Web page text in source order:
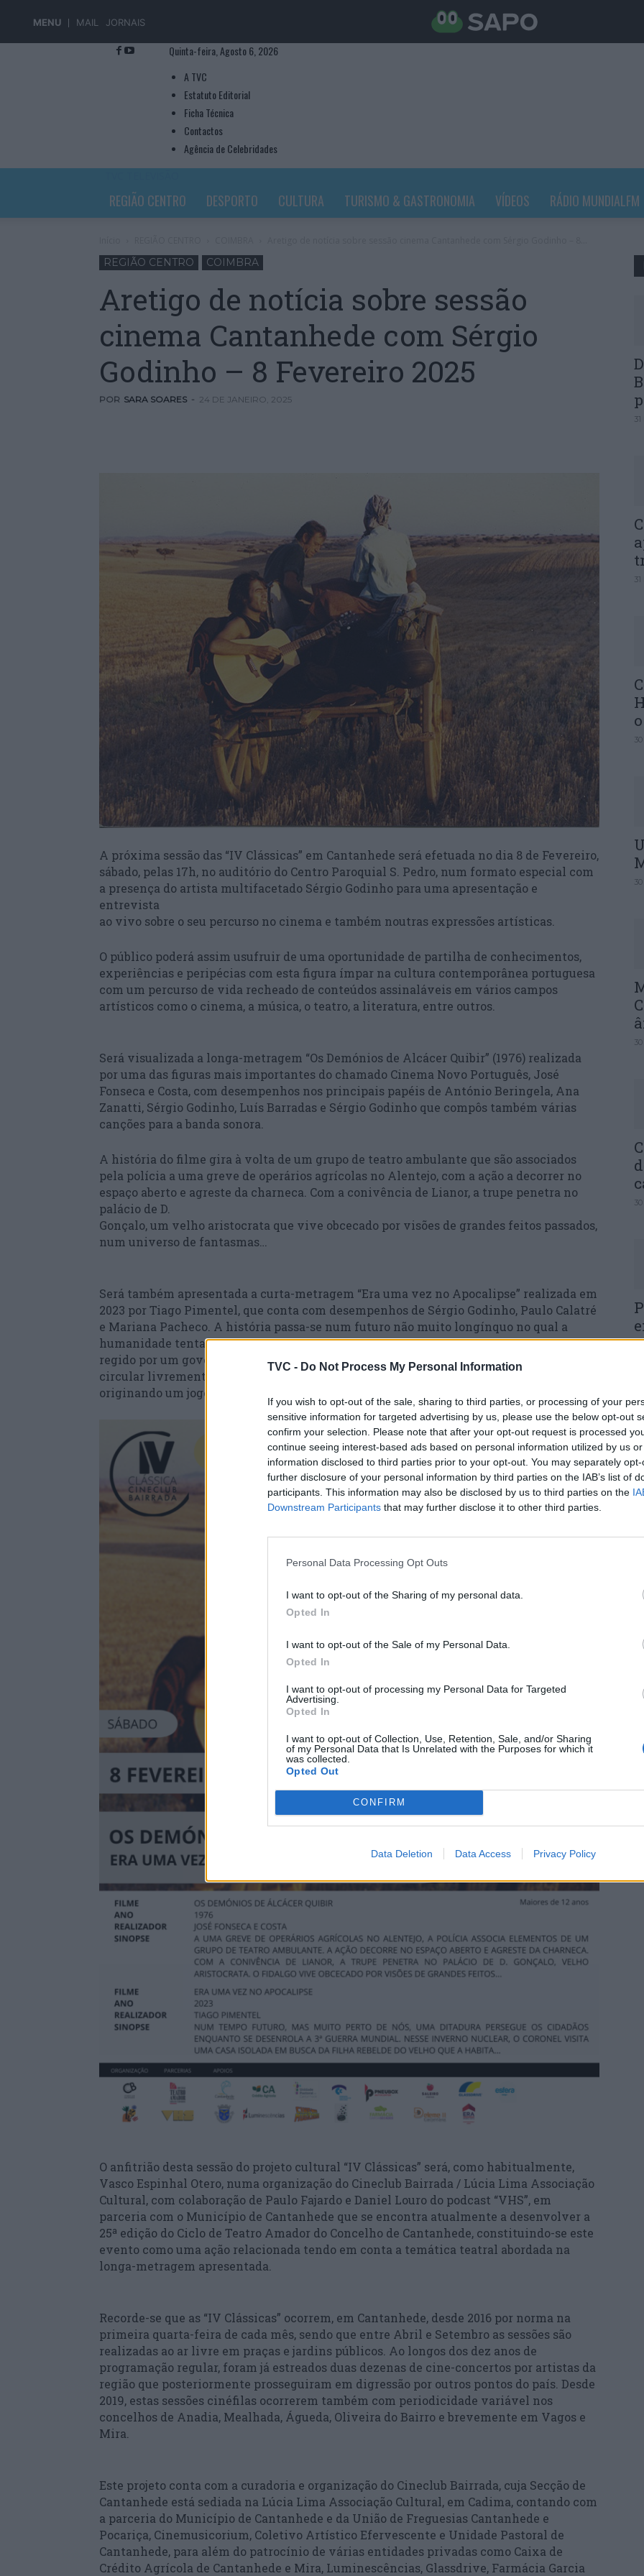
TVC - Do Not Process My Personal Information
If you wish to opt-out of the sale, sharing to third parties, or processing of your
sensitive information for targeted advertising by us, please use the below opt-out
confirm your selection. Please note that after your opt-out request is processed
continue seeing interest-based ads based on personal information utilized by us
information disclosed to third parties prior to your opt-out. You may separately
further disclosure of your personal information by third parties on the IAB’s list of
participants. This information may also be disclosed by us to third parties on the
Downstream Participants that may further disclose it to other third parties.
Personal Data Processing Opt Outs
I want to opt-out of the Sharing of my personal data.
Opted In
I want to opt-out of the Sale of my Personal Data.
Opted In
I want to opt-out of processing my Personal Data for Targeted
Advertising.
Opted In
I want to opt-out of Collection, Use, Retention, Sale, and/or Sharing
of my Personal Data that Is Unrelated with the Purposes for which it
was collected.
Opted Out
CONFIRM
Data Deletion Data Access Privacy Policy
MENU MAIL JORNAIS
Quinta-feira, Agosto 6, 2026
A TVC
Estatuto Editorial
Ficha Técnica
Contactos
Agência de Celebridades
REGIÃO CENTRO DESPORTO CULTURA TURISMO & GASTRONOMIA VÍDEOS RÁDIO MUNDIALFM
REGIÃO CENTRO COIMBRA
Aretigo de notícia sobre sessão
cinema Cantanhede com Sérgio
Godinho – 8 Fevereiro 2025
POR SARA SOARES - 24 DE JANEIRO, 2025
A próxima sessão das “IV Clássicas” em Cantanhede será efetuada no dia 8 de Fevereiro,
sábado, pelas 17h, no auditório do Centro Paroquial S. Pedro, num formato especial com
a presença do artista multifacetado Sérgio Godinho para uma apresentação e
entrevista
ao vivo sobre o seu percurso no cinema e também noutras expressões artísticas.
O público poderá assim usufruir de uma oportunidade de partilha de conhecimentos,
experiências e peripécias com esta figura ímpar na cultura contemporânea portuguesa
com um percurso de vida recheado de conteúdos assinaláveis em vários campos
artísticos como o cinema, a música, o teatro, a literatura, entre outros.
Será visualizada a longa-metragem “Os Demónios de Alcácer Quibir” (1976) realizada
por uma das figuras mais importantes do chamado Cinema Novo Português, José
Fonseca e Costa, com desempenhos nos principais papéis de António Beringela, Ana
Zanatti, Sérgio Godinho, Luís Barradas e Sérgio Godinho que compôs também várias
canções para a banda sonora.
A história do filme gira à volta de um grupo de teatro ambulante que são associados
pela polícia a uma greve de operários agrícolas no Alentejo, com a ação a decorrer no
espaço aberto e agreste da charneca. Com a conivência de Lianor, a trupe penetra no
palácio de D.
Gonçalo, um velho aristocrata que vive obcecado por visões de grandes feitos passados,
num universo de fantasmas…
Será também apresentada a curta-metragem “Era uma vez no Apocalipse” realizada em
2023 por Tiago Pimentel, que conta com desempenhos de Sérgio Godinho, Paulo Calatré
e Mariana Pacheco. A história passa-se num futuro não muito longínquo no qual a
humanidade tenta sobreviver às consequências da III Guerra Mundial, com Portugal
regido por um governo totalitário com uma lei marcial, impedindo as pessoas de
circular livremente, contudo há quem saiba que os pretextos usados são falsos,
originando um jogo de gato e rato…
O anfitrião desta sessão do projeto cultural “IV Clássicas” será, como habitualmente,
Vasco Espinhal Otero, numa organização do Cineclub Bairrada / Lúcia Lima Associação
Cultural, com colaboração de Paulo Fajardo e Daniel Louro do podcast “VHS”, em
parceria com o Município de Cantanhede que se encontra atualmente a desenvolver a
25ª edição do Ciclo de Teatro Amador do Concelho de Cantanhede, constituindo-se este
evento como uma ação relacionada tendo em conta a temática teatral abordada na
longa-metragem apresentada.
Recorde-se que as “IV Clássicas” ocorrem, em Cantanhede, desde 2016 por norma na
primeira quarta-feira de cada mês, sendo que entre Abril e Setembro as sessões são
realizadas ao ar livre em praças e jardins públicos. Ao longos dos dez anos de
programação regular, foram já estreados duas dezenas de cine-concertos por artistas da
região que posteriormente prosseguiram em digressão por outros pontos do país. Desde
2019, estas sessões cinéfilas ocorrerem também com periodicidade variável nos
concelhos de Anadia, Mealhada, Águeda, Oliveira do Bairro e brevemente em Vagos e
Mira.
Este projeto conta com a curadoria e organização do Cineclub Bairrada, cuja Secção de
Cantanhede está sediada na Lúcia Lima Associação Cultural, em Cadima, contando com
a parceria do Município de Cantanhede e da União de Freguesias Cantanhede e
Pocariça, Cinemusicorium, Coletivo Artístico Efervescente e Unidade Pastoral de
Cantanhede, para além do patrocínio de várias entidades privadas como Caixa de
Crédito Agrícola de Cantanhede e Mira, Luminescências, Glassdrive, Farmácia Garcia
30